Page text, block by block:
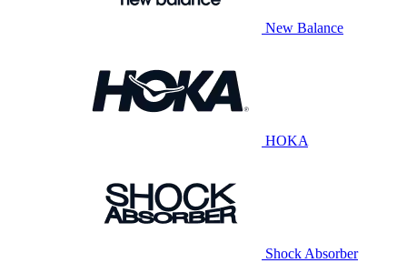
New Balance
HOKA
Shock Absorber